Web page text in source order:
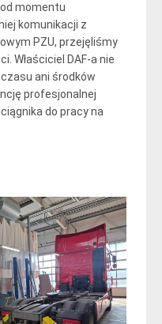
od momentu
komunikacji z
PZU, przejęliśmy
Właściciel DAF-a nie
ani środków
profesjonalnej
do pracy na